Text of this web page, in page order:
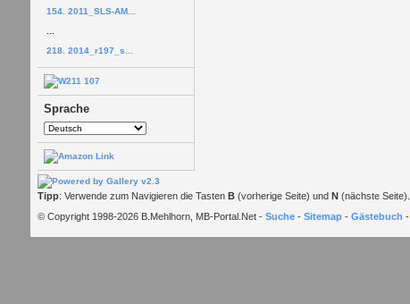
154. 2011_SLS-AM...
218. 2014_r197_s...
Sprache
Tipp: Verwende zum Navigieren die Tasten B(vorherige Seite) und N(nächste Seite).
© Copyright 1998-2026 B.Mehlhorn, MB-Portal.Net - Suche- Sitemap- Gästebuch -